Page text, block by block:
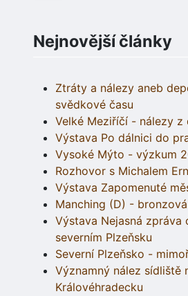
Nejnovější články
Ztráty a nálezy aneb
svědkové času
Velké Meziříčí - nálezy z
Výstava Po dálnici do
Vysoké Mýto - výzkum
Rozhovor s Michalem
Výstava Zapomenuté
Manching (D) -
Výstava Nejasná zpráva
severním Plzeňsku
Severní Plzeňsko -
Významný nález sídliště
Královéhradecku